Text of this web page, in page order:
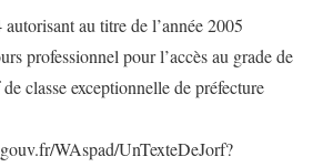
au titre de l’année 2005
professionnel pour l’accès au grade de
classe exceptionnelle de préfecture
WAspad/UnTexteDeJorf?